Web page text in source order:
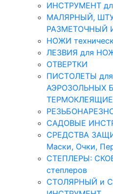
ИНСТРУМЕНТ
МАЛЯРНЫЙ,
РАЗМЕТОЧНЫЙ
НОЖИ
ЛЕЗВИЯ для
ОТВЕРТКИ
ПИСТОЛЕТЫ
АЭРОЗОЛЬНЫХ
ТЕРМОКЛЕЯЩИЕ
САДОВЫЕ
СРЕДСТВА
Маски, Очки,
СТЕПЛЕРЫ:
степлеров
СТОЛЯРНЫЙ и